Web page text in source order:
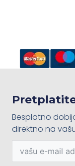
Besplatno
direktno na